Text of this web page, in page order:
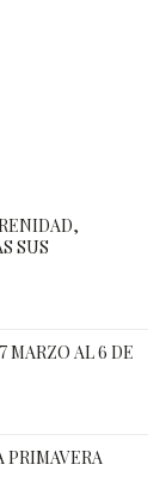
SUS
MARZO AL 6 DE
PRIMAVERA